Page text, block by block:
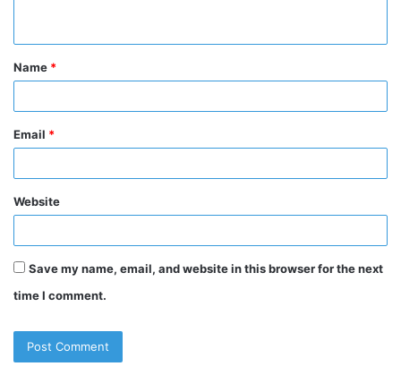
t
*
Name *
Email *
Website
Save my name, email, and website in this browser for the next
time I comment.